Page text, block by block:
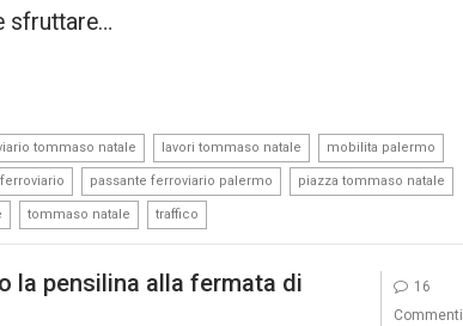
sfruttare…
tommaso natale lavori tommaso natale mobilita palermo
passante ferroviario palermo piazza tommaso natale
tommaso natale traffico
la pensilina alla fermata di
16
Commenti